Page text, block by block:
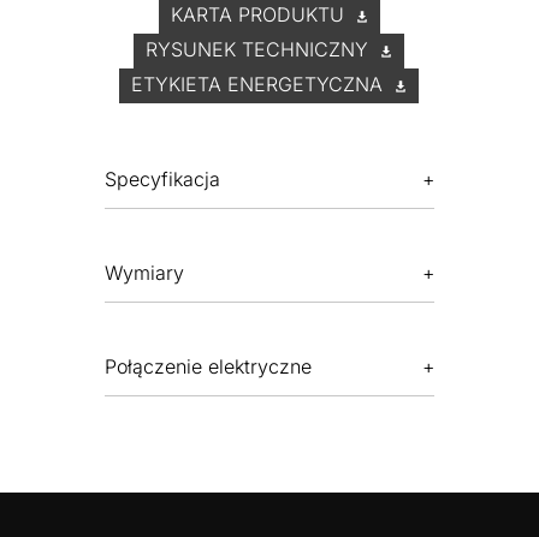
KARTA PRODUKTU
RYSUNEK TECHNICZNY
ETYKIETA ENERGETYCZNA
Specyfikacja
Wymiary
Połączenie elektryczne